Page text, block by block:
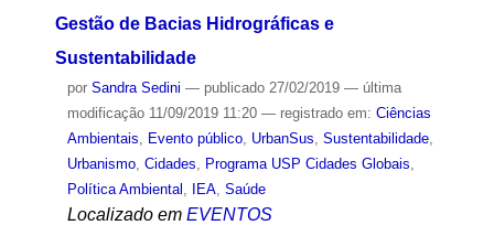
Gestão de Bacias Hidrográficas e
Sustentabilidade
por Sandra Sedini — publicado27/02/2019 — última
modificação11/09/2019 11:20 — registrado em: Ciências
Ambientais
Evento público, UrbanSus Sustentabilidade,
Urbanismo, Cidades Programa USP Cidades Globais
Política Ambiental
IEA, Saúde
Localizado em EVENTOS